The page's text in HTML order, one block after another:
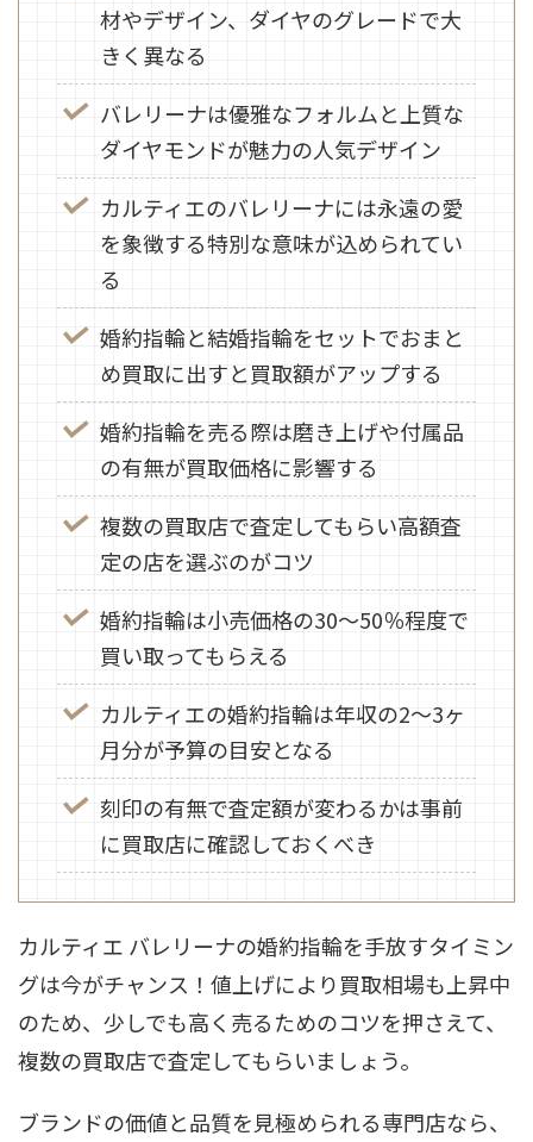
材やデザイン、ダイヤのグレードで大
きく異なる
バレリーナは優雅なフォルムと上質な
ダイヤモンドが魅力の人気デザイン
カルティエのバレリーナには永遠の愛
を象徴する特別な意味が込められてい
る
婚約指輪と結婚指輪をセットでおまと
め買取に出すと買取額がアップする
婚約指輪を売る際は磨き上げや付属品
の有無が買取価格に影響する
複数の買取店で査定してもらい高額査
定の店を選ぶのがコツ
婚約指輪は小売価格の30～50％程度で
買い取ってもらえる
カルティエの婚約指輪は年収の2～3ヶ
月分が予算の目安となる
刻印の有無で査定額が変わるかは事前
に買取店に確認しておくべき
カルティエ バレリーナの婚約指輪を手放すタイミン
グは今がチャンス！値上げにより買取相場も上昇中
のため、少しでも高く売るためのコツを押さえて、
複数の買取店で査定してもらいましょう。
ブランドの価値と品質を見極められる専門店なら、